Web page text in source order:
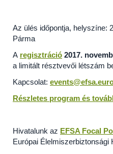
Az ülés időpontja, helyszíne:
Párma
A regisztráció 2017.
a limitált résztvevői létszám
Kapcsolat:
Részletes program és
Hivatalunk az EFSA Focal
Európai Élelmiszerbiztonsági